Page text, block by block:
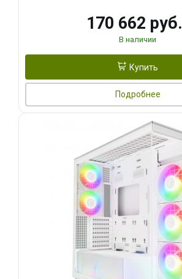
170 662 руб.
В наличии
Купить
Подробнее